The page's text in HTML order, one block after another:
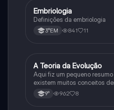
Biologia
Embriologia
Definições da embriologia
3°EM 841 11
Biologia
A Teoria da Evolução
Aqui fiz um pequeno
existem muitos conceitos
isso sempre é bom procurar
algumas questões para se
9° 962 8